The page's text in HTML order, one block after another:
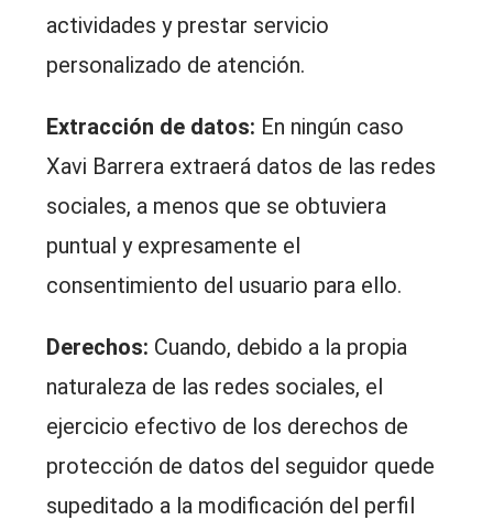
actividades y prestar servicio
personalizado de atención.
Extracción de datos: En ningún caso
Xavi Barrera extraerá datos de las redes
sociales, a menos que se obtuviera
puntual y expresamente el
consentimiento del usuario para ello.
Derechos: Cuando, debido a la propia
naturaleza de las redes sociales, el
ejercicio efectivo de los derechos de
protección de datos del seguidor quede
supeditado a la modificación del perfil